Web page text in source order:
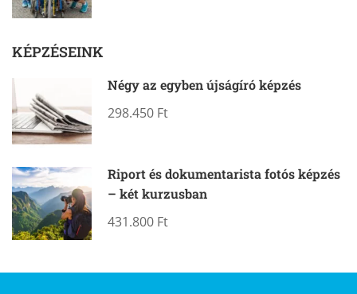
KÉPZÉSEINK
Négy az egyben újságíró képzés
298.450 Ft
Riport és dokumentarista fotós képzés
– két kurzusban
431.800 Ft